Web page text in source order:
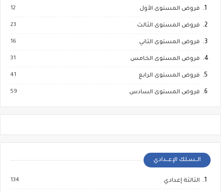
فروض المستوى الأول 12
فروض المستوى الثالث 23
فروض المستوى الثاني 16
فروض المستوى الخامس 31
فروض المستوى الرابع 41
فروض المستوى السادس 59
الــسـلك الإعــدادي
الثالثة إعدادي 134